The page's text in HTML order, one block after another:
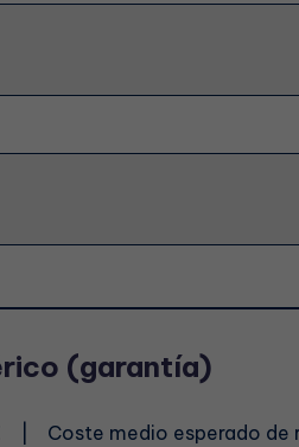
(garantía)
| Coste medio esperado de